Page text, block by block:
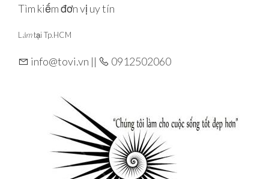
Skip
content
Tìm kiếm đơn vị uy tín
L àmtại Tp.HCM
info@tovi.vn || 0912502060